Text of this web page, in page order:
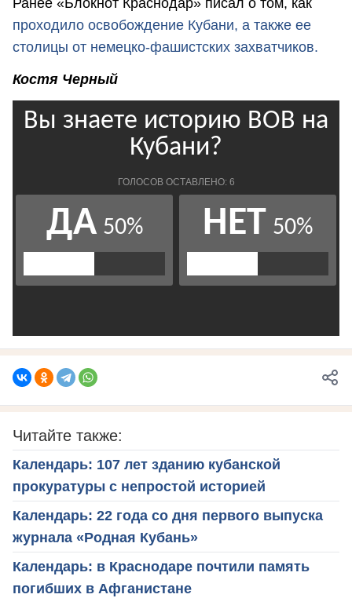
проходило освобождение Кубани, а также ее
столицы от немецко-фашистских захватчиков.
Костя Черный
Читайте также:
Календарь: 107 лет зданию кубанской
прокуратуры с непростой историей
Календарь: 22 года со дня первого выпуска
журнала «Родная Кубань»
Календарь: в Краснодаре почтили память
погибших в Афганистане